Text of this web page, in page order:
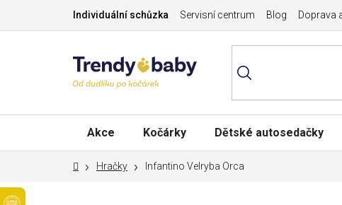
Individuální schůzka Servisní centrum Blog Doprava
Akce Kočárky Dětské autosedačky
DomůHračky Infantino Velryba Orca